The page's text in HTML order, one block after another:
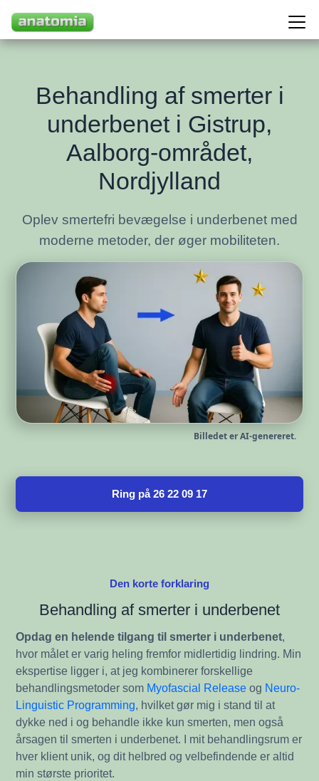
Behandling af smerter i
underbenet i Gistrup,
Aalborg-området,
Nordjylland
Oplev smertefri bevægelse i underbenet med
moderne metoder, der øger mobiliteten.
Billedet er AI-genereret.
Ring på 26 22 09 17
Den korte forklaring
Behandling af smerter i underbenet
Opdag en helende tilgang til smerter i underbenet,
hvor målet er varig heling fremfor midlertidig lindring. Min
ekspertise ligger i, at jeg kombinerer forskellige
behandlingsmetoder som Myofascial Release og Neuro-
Linguistic Programming, hvilket gør mig i stand til at
dykke ned i og behandle ikke kun smerten, men også
årsagen til smerten i underbenet. I mit behandlingsrum er
hver klient unik, og dit helbred og velbefindende er altid
min største prioritet.